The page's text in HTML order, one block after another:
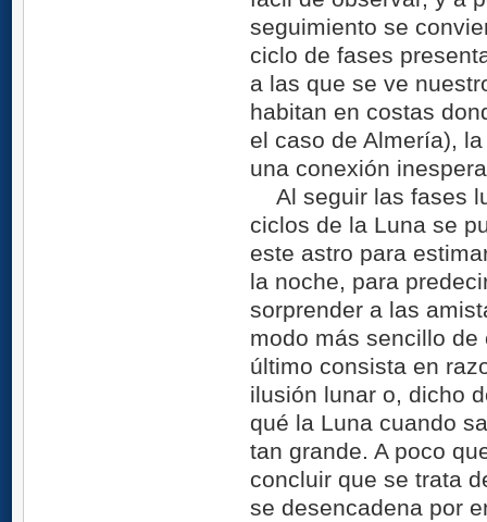
seguimiento se
ciclo de fases
a las que se ve
habitan en costas
el caso de Almería),
una conexión
Al seguir las fases
ciclos de la Luna se
este astro para
la noche, para
sorprender a las
modo más sencillo de
último consista en
ilusión lunar o, dicho
qué la Luna cuando
tan grande. A poco
concluir que se trata
se desencadena por